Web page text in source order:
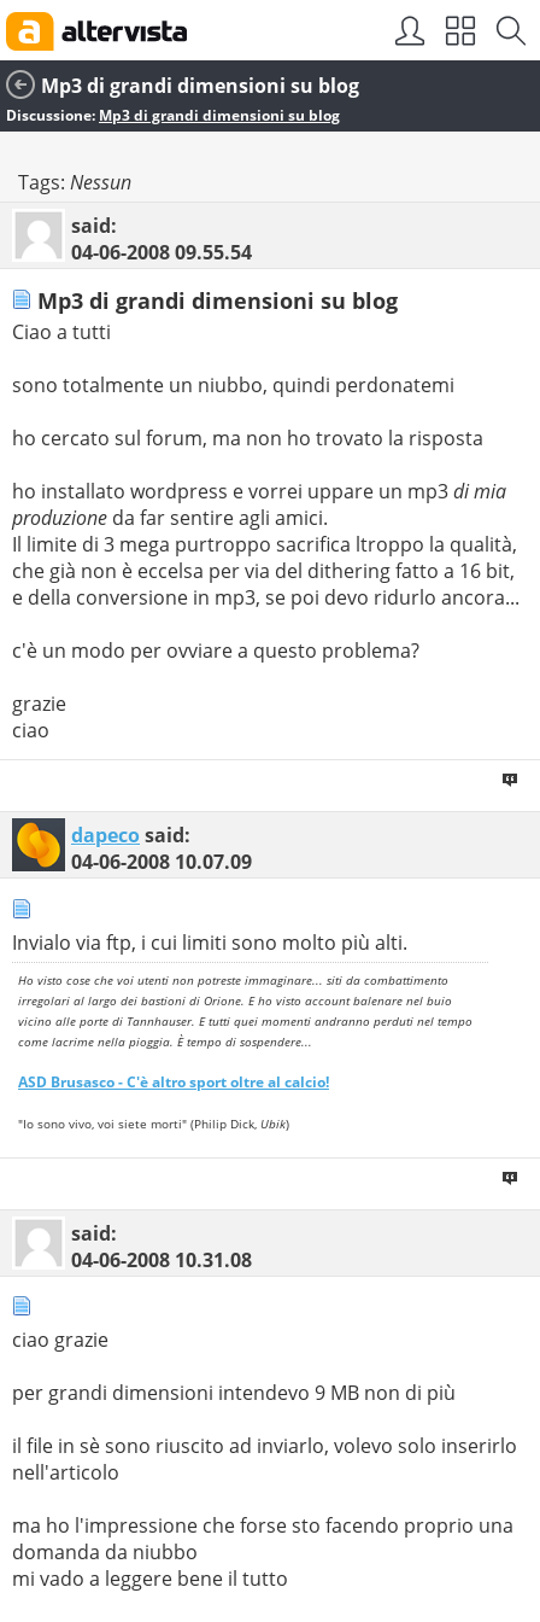
Mp3 di grandi dimensioni su blog
Discussione: Mp3 di grandi dimensioni su blog
Tags: Nessun
said:
04-06-200809.55.54
Mp3 di grandi dimensioni su blog
Ciao a tutti
sono totalmente un niubbo, quindi perdonatemi
ho cercato sul forum, ma non ho trovato la risposta
ho installato wordpress e vorrei uppare un mp3di mia
produzione da far sentire agli amici.
Il limite di 3 mega purtroppo sacrifica ltroppo la qualità,
che già non è eccelsa per via del dithering fatto a 16 bit,
e della conversione in mp3, se poi devo ridurlo ancora...
c'è un modo per ovviare a questo problema?
grazie
ciao
dapecosaid:
04-06-2008 10.07.09
Invialo via ftp, i cui limiti sono molto più alti.
Ho visto cose che voi utenti non potreste immaginare... siti da combattimento
irregolari al largo dei bastioni di Orione. E ho visto account balenare nel buio
vicino alle porte di Tannhauser. E tutti quei momenti andranno perduti nel tempo
come lacrime nella pioggia. È tempo di sospendere...
ASD Brusasco- C'è altro sport oltre al calcio!
"Io sono vivo, voi siete morti" (Philip Dick, Ubik)
said:
04-06-2008 10.31.08
ciao grazie
per grandi dimensioni intendevo 9 MB non di più
il file in sè sono riuscito ad inviarlo, volevo solo inserirlo
nell'articolo
ma ho l'impressione che forse sto facendo proprio una
domanda da niubbo
mi vado a leggere bene il tutto